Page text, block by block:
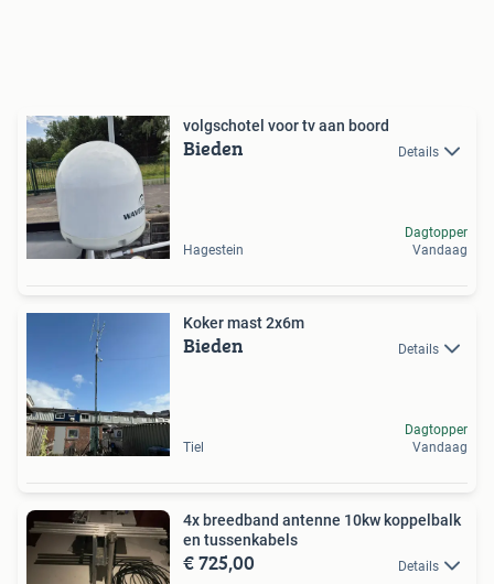
volgschotel voor tv aan boord
Bieden Details
Hagestein
Dagtopper
Vandaag
Koker mast 2x6m
Bieden Details
Tiel
Dagtopper
Vandaag
4x breedband antenne 10kw koppelbalk
en tussenkabels
€ 725,00 Details